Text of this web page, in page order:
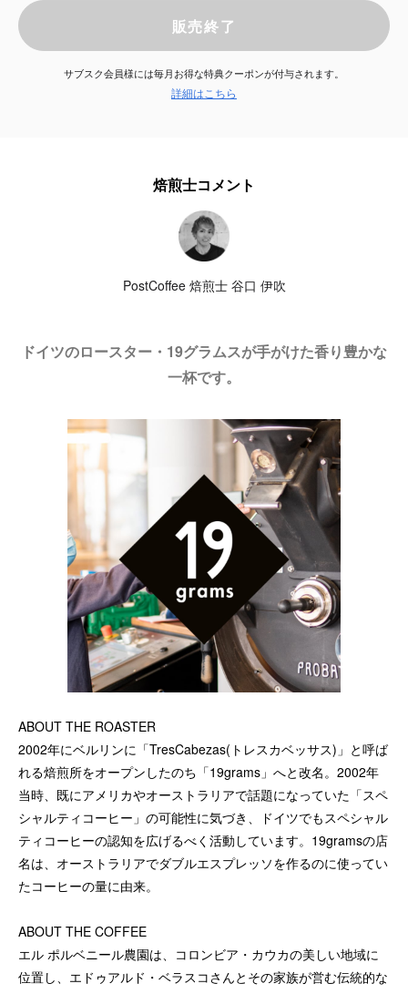
販売終了
サブスク会員様には毎月お得な特典クーポンが付与されます。
詳細はこちら
焙煎士コメント
PostCoffee 焙煎士 谷口 伊吹
ドイツのロースター・19グラムスが手がけた香り豊かな
一杯です。
ABOUT THE ROASTER
2002年にベルリンに「TresCabezas(トレスカベッサス)」と呼ば
れる焙煎所をオープンしたのち「19grams」へと改名。2002年
当時、既にアメリカやオーストラリアで話題になっていた「スペ
シャルティコーヒー」の可能性に気づき、ドイツでもスペシャル
ティコーヒーの認知を広げるべく活動しています。19gramsの店
名は、オーストラリアでダブルエスプレッソを作るのに使ってい
たコーヒーの量に由来。
ABOUT THE COFFEE
エル ポルベニール農園は、コロンビア・カウカの美しい地域に
位置し、エドゥアルド・ベラスコさんとその家族が営む伝統的な